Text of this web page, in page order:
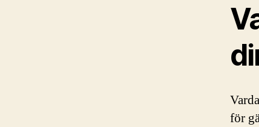
för